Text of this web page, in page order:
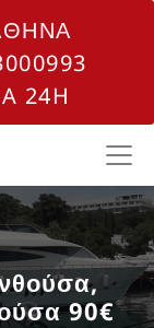
24H
90€